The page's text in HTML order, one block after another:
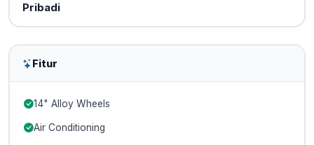
Pribadi
Fitur
14" Alloy Wheels
Air Conditioning